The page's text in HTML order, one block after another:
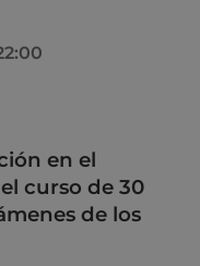
en el
curso de 30
de los